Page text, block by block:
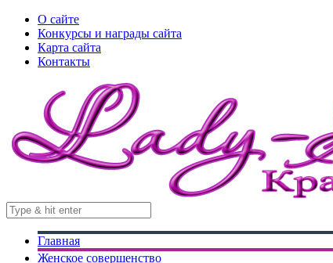
О сайте
Конкурсы и награды сайта
Карта сайта
Контакты
Главная
Женское совершенство